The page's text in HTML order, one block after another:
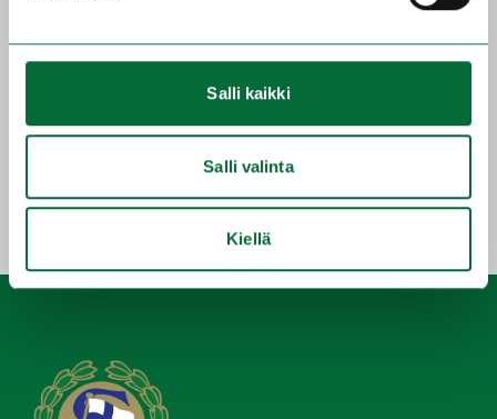
Salli kaikki
Salli valinta
Kiellä